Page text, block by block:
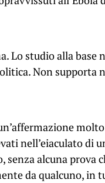
Lo studio alla base
Non supporta
nell’eiaculato di
alcuna prova
da qualcuno, in